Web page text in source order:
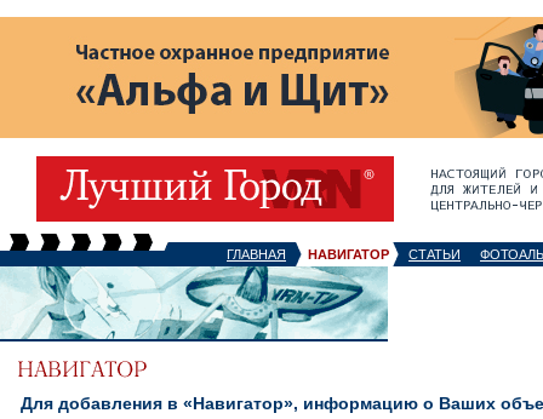
ГЛАВНАЯ НАВИГАТОР СТАТЬИ
Для добавления в «Навигатор», информацию о Ваших